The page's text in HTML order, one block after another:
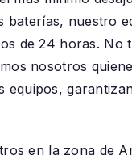
baterías, nuestro
de 24 horas. No
nosotros
equipos,
en la zona de